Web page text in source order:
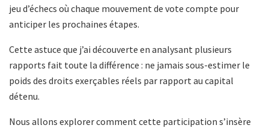
jeu d’échecs où chaque mouvement de vote compte pour
anticiper les prochaines étapes.
Cette astuce que j’ai découverte en analysant plusieurs
rapports fait toute la différence : ne jamais sous-estimer le
poids des droits exerçables réels par rapport au capital
détenu.
Nous allons explorer comment cette participation s’insère